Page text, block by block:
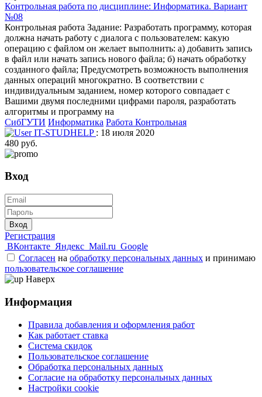
Контрольная работа по дисциплине: Информатика. Вариант
№08
Контрольная работа Задание: Разработать программу, которая
должна начать работу с диалога с пользователем: какую
операцию с файлом он желает выполнить: а) добавить запись
в файл или начать запись нового файла; б) начать обработку
созданного файла; Предусмотреть возможность выполнения
данных операций многократно. В соответствии с
индивидуальным заданием, номер которого совпадает с
Вашими двумя последними цифрами пароля, разработать
алгоритмы и программу на
СибГУТИ Информатика Работа Контрольная
IT-STUDHELP : 18 июля 2020
480 руб.
Вход
Вход
Регистрация
ВКонтакте Яндекс Mail.ru Google
Согласен на обработку персональных данных и принимаю
пользовательское соглашение
Наверх
Информация
Правила добавления и оформления работ
Как работает ставка
Система скидок
Пользовательское соглашение
Обработка персональных данных
Согласие на обработку персональных данных
Настройки cookie